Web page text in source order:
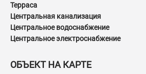
Терраса
Центральная канализация
Центральное водоснабжение
Центральное электроснабжение
ОБЪЕКТ НА КАРТЕ